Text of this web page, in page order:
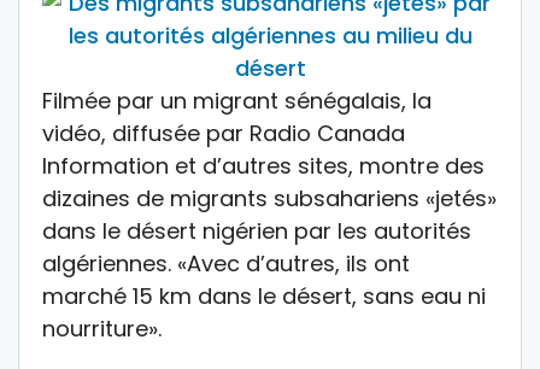
Filmée par un migrant sénégalais, la
vidéo, diffusée par Radio Canada
Information et d’autres sites, montre des
dizaines de migrants subsahariens «jetés»
dans le désert nigérien par les autorités
algériennes. «Avec d’autres, ils ont
marché 15 km dans le désert, sans eau ni
nourriture».